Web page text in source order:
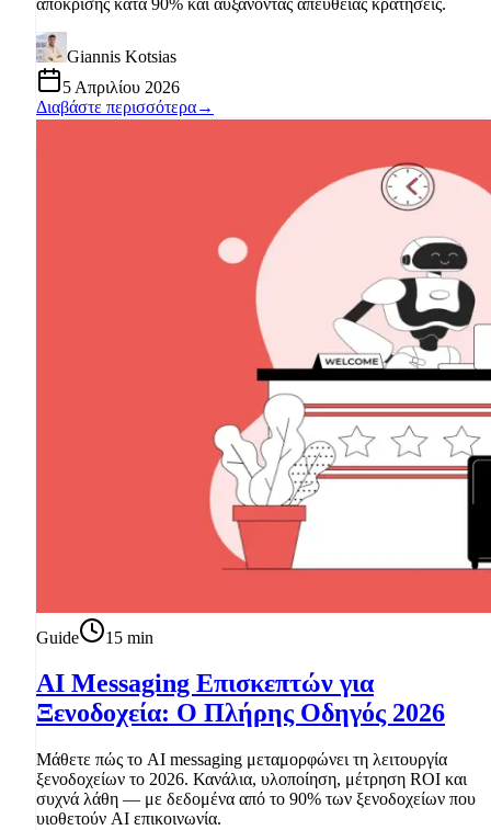
Giannis Kotsias
5 Απριλίου 2026
Διαβάστε περισσότερα→
Guide 15 min
AI Messaging Επισκεπτών για
Ξενοδοχεία: Ο Πλήρης Οδηγός 2026
Μάθετε πώς το AI messaging μεταμορφώνει τη λειτουργία
ξενοδοχείων το 2026. Κανάλια, υλοποίηση, μέτρηση ROI και
συχνά λάθη — με δεδομένα από το 90% των ξενοδοχείων που
υιοθετούν AI επικοινωνία.